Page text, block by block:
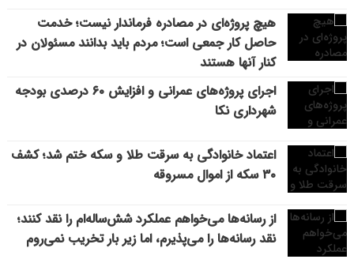
هیچ پروژه‌ای در مصادره فرماندار نیست؛ خدمت
حاصل کار جمعی است؛ مردم باید بدانند مسئولان در
کنار آنها هستند
اجرای پروژه‌های عمرانی و افزایش ۶۰ درصدی بودجه
شهرداری نکا
اعتماد خانوادگی به سرقت طلا و سکه ختم شد؛ کشف
۳۰ سکه از اموال مسروقه
از رسانه‌ها می‌خواهم عملکرد شش‌ساله‌ام را نقد کنند؛
نقد رسانه‌ها را می‌پذیرم، اما زیر بار تخریب نمی‌روم